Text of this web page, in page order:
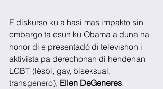
E diskurso ku a hasi mas impakto sin
embargo ta esun ku Obama a duna na
honor di e presentadó di televishon i
aktivista pa derechonan di hendenan
LGBT (lèsbi, gay, biseksual,
transgenero), Ellen DeGeneres.